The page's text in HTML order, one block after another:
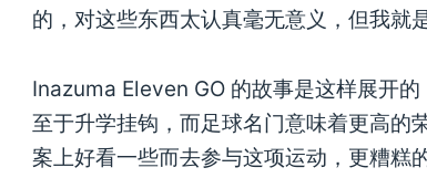
的，对这些东西太认真毫无意义，但我就
Inazuma Eleven GO 的故事是这样展开
至于升学挂钩，而足球名门意味着更高的
案上好看一些而去参与这项运动，更糟糕